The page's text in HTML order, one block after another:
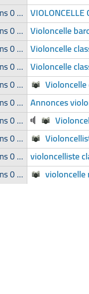
dans 0 groupe
dans 0 groupe Violoncelle
dans 0 groupe Violoncelle
dans 0 groupe Violoncelle
dans 0 groupe
dans 0 groupe Annonces
dans 0 groupe
dans 0 groupe
dans 0 groupe violoncelliste
dans 0 groupe violoncelle